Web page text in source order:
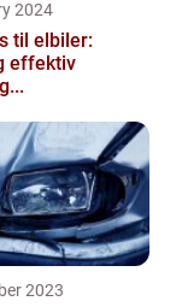
2024
til elbiler:
effektiv
2023